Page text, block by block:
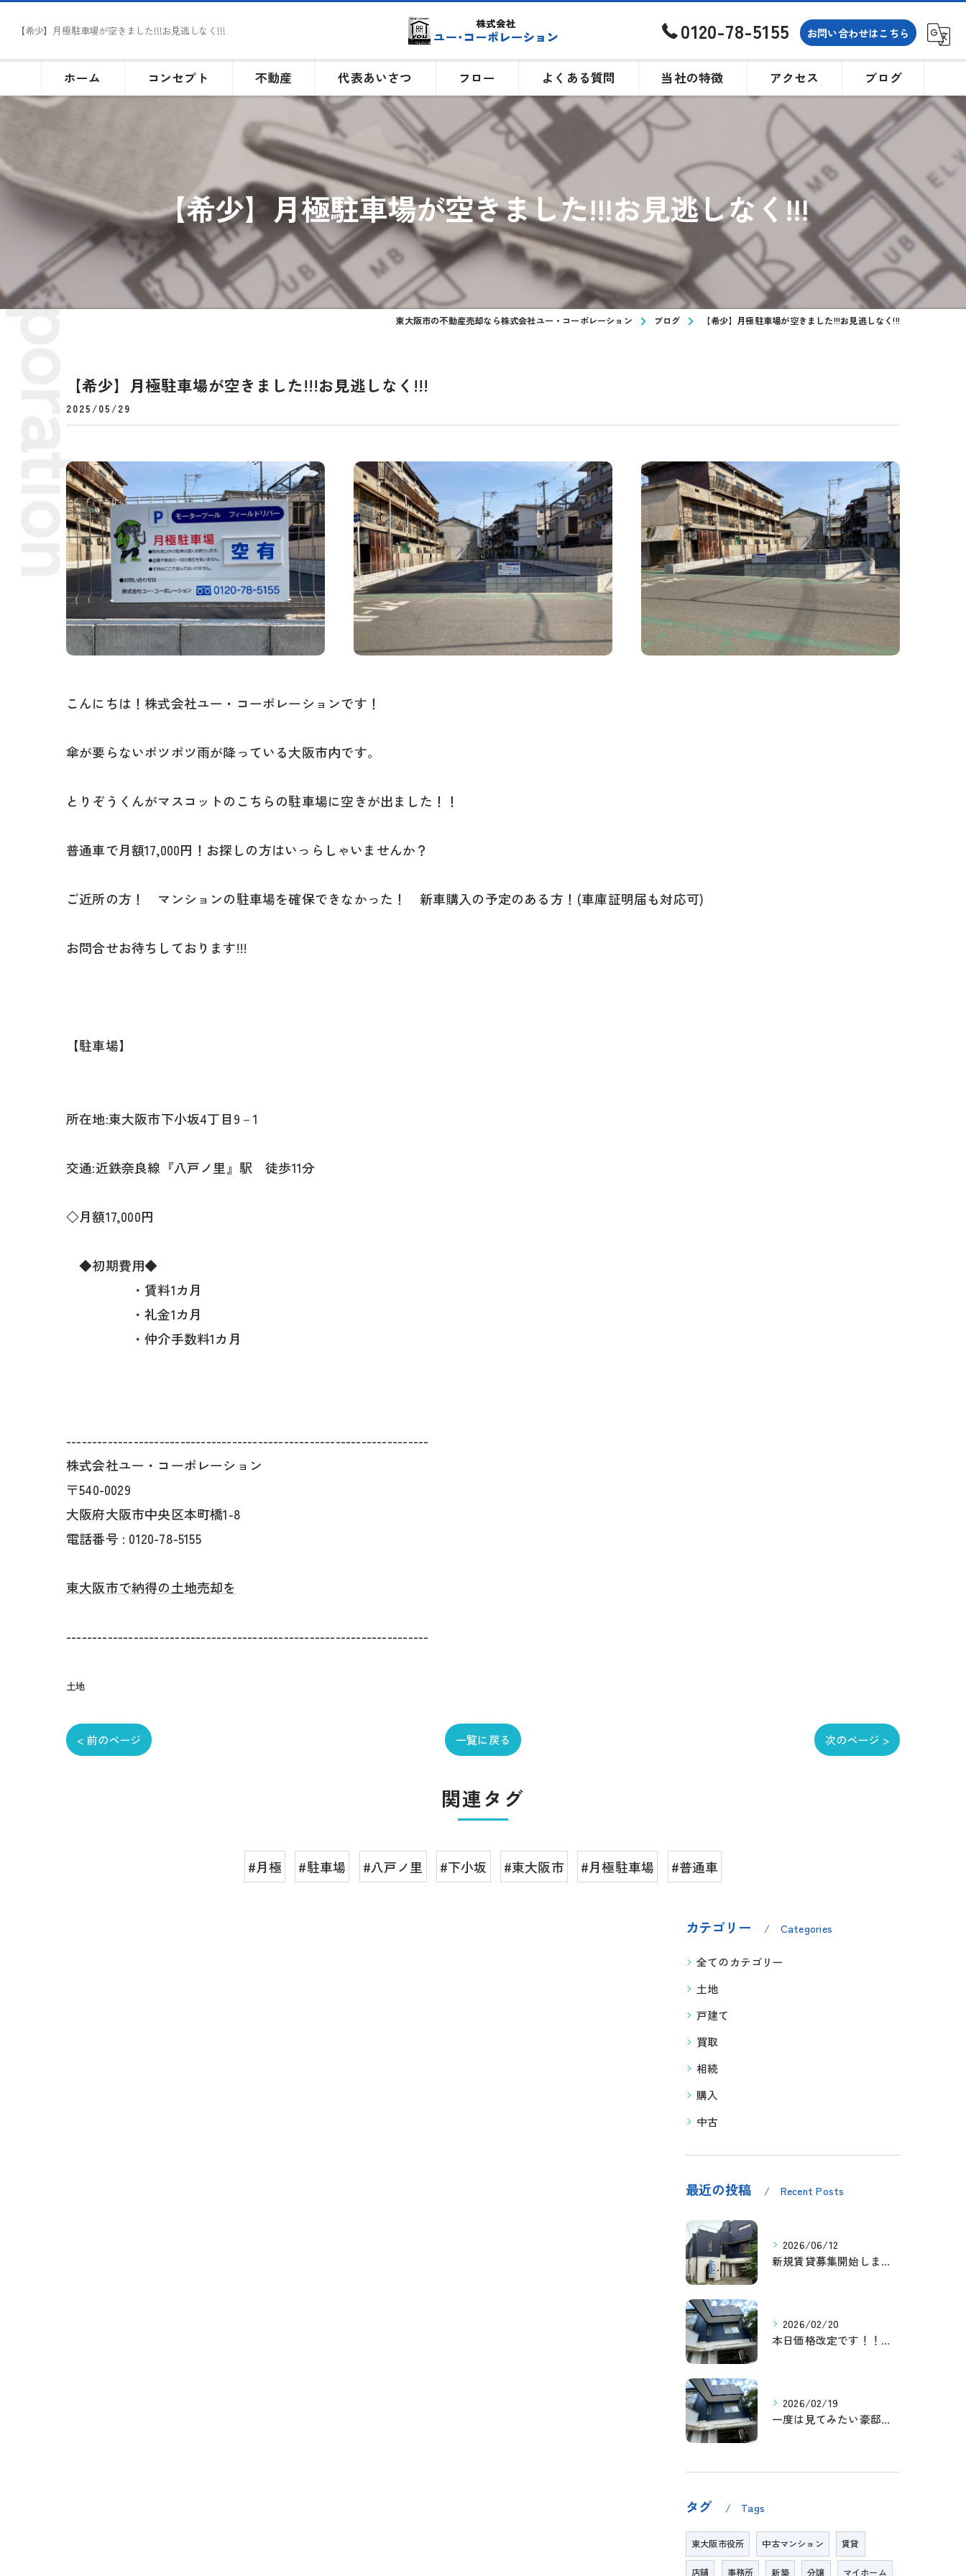
【希少】月極駐車場が空きました!!!お見逃しなく!!! 0120-78-5155 お問い合わせはこちら
ホーム コンセプト 不動産 代表あいさつ フロー よくある質問 当社の特徴
土地
買取
購入
アクセス ブログ
【希少】月極駐車場が空きました!!!お見逃しなく!!!
東大阪市の不動産売却なら株式会社ユー・コーポレーション ブログ 【希少】月極駐車場が空きました!!!お見逃しなく!!!
【希少】月極駐車場が空きました!!!お見逃しなく!!!
2025/05/29
こんにちは！株式会社ユー・コーポレーションです！
傘が要らないポツポツ雨が降っている大阪市内です。
とりぞうくんがマスコットのこちらの駐車場に空きが出ました！！
普通車で月額17,000円！お探しの方はいっらしゃいませんか？
ご近所の方！ マンションの駐車場を確保できなかった！ 新車購入の予定のある方！(車庫証明届も対応可)
お問合せお待ちしております!!!
【駐車場】
所在地:東大阪市下小坂4丁目9－1
交通:近鉄奈良線『八戸ノ里』駅 徒歩11分
◇月額17,000円
◆初期費用◆
・賃料1カ月
・礼金1カ月
・仲介手数料1カ月
----------------------------------------------------------------------
株式会社ユー・コーポレーション
〒540-0029
大阪府大阪市中央区本町橋1-8
電話番号 : 0120-78-5155
東大阪市で納得の土地売却を
----------------------------------------------------------------------
土地
< 前のページ 一覧に戻る 次のページ >
関連タグ
#月極 #駐車場 #八戸ノ里 #下小坂 #東大阪市 #月極駐車場 #普通車
カテゴリー Categories
全てのカテゴリー
土地
戸建て
買取
相続
購入
中古
最近の投稿 Recent Posts
2026/06/12
新規賃貸募集開始しました！
2026/02/20
本日価格改定です！！このチャンスお見逃しなく！！！
2026/02/19
一度は見てみたい豪邸！！内覧受付中です～☆
タグ Tags
東大阪市役所 中古マンション 賃貸
店舗 事務所 新築 分譲 マイホーム